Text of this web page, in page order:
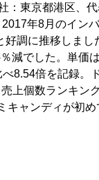
：東京都港区、
年8月のイン
調に推移しまし
減でした。単価
8.54倍を記録。
上個数ランキン
キャンディが初